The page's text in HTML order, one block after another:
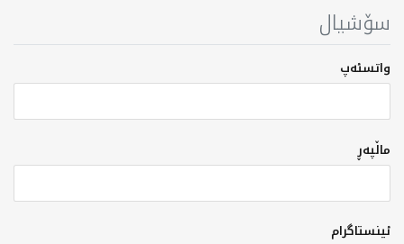
سۆشیال
واتسئەپ
ماڵپەڕ
ئینستاگرام